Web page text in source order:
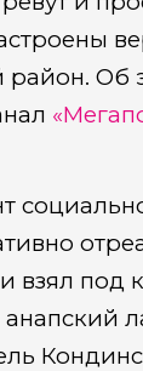
Об
взял под